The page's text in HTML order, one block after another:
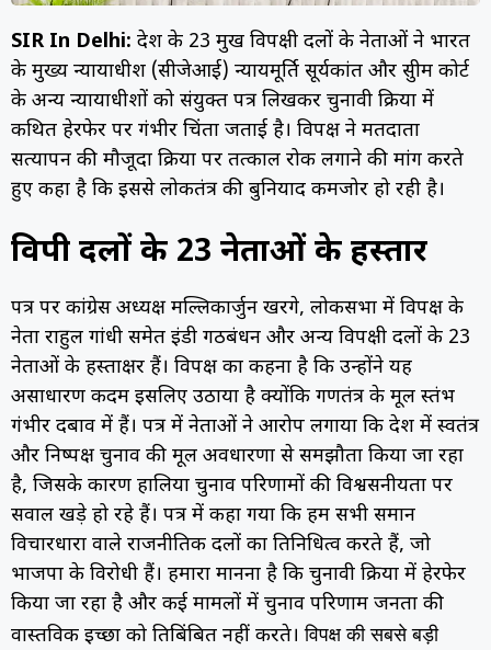
SIR In Delhi: देश के 23 प्रमुख विपक्षी दलों के नेताओं ने भारत
के मुख्य न्यायाधीश (सीजेआई) न्यायमूर्ति सूर्यकांत और सुप्रीम कोर्ट
के अन्य न्यायाधीशों को संयुक्त पत्र लिखकर चुनावी प्रक्रिया में
कथित हेरफेर पर गंभीर चिंता जताई है। विपक्ष ने मतदाता
सत्यापन की मौजूदा प्रक्रिया पर तत्काल रोक लगाने की मांग करते
हुए कहा है कि इससे लोकतंत्र की बुनियाद कमजोर हो रही है।
विपक्षी दलों के 23 नेताओं के हस्ताक्षर
पत्र पर कांग्रेस अध्यक्ष मल्लिकार्जुन खरगे, लोकसभा में विपक्ष के
नेता राहुल गांधी समेत इंडी गठबंधन और अन्य विपक्षी दलों के 23
नेताओं के हस्ताक्षर हैं। विपक्ष का कहना है कि उन्होंने यह
असाधारण कदम इसलिए उठाया है क्योंकि गणतंत्र के मूल स्तंभ
गंभीर दबाव में हैं। पत्र में नेताओं ने आरोप लगाया कि देश में स्वतंत्र
और निष्पक्ष चुनाव की मूल अवधारणा से समझौता किया जा रहा
है, जिसके कारण हालिया चुनाव परिणामों की विश्वसनीयता पर
सवाल खड़े हो रहे हैं। पत्र में कहा गया कि हम सभी समान
विचारधारा वाले राजनीतिक दलों का प्रतिनिधित्व करते हैं, जो
भाजपा के विरोधी हैं। हमारा मानना है कि चुनावी प्रक्रिया में हेरफेर
किया जा रहा है और कई मामलों में चुनाव परिणाम जनता की
वास्तविक इच्छा को प्रतिबिंबित नहीं करते।विपक्ष की सबसे बड़ी